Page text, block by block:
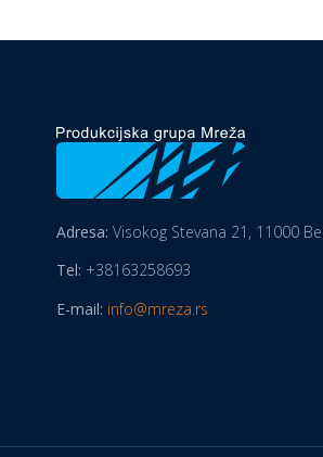
Adresa: Visokog Stevana 21, 11000
Tel: +38163258693
E-mail: info@mreza.rs